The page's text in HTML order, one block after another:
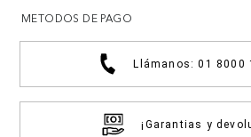
METODOS DE PAGO
Llámanos: 01 8000
¡Garantias y